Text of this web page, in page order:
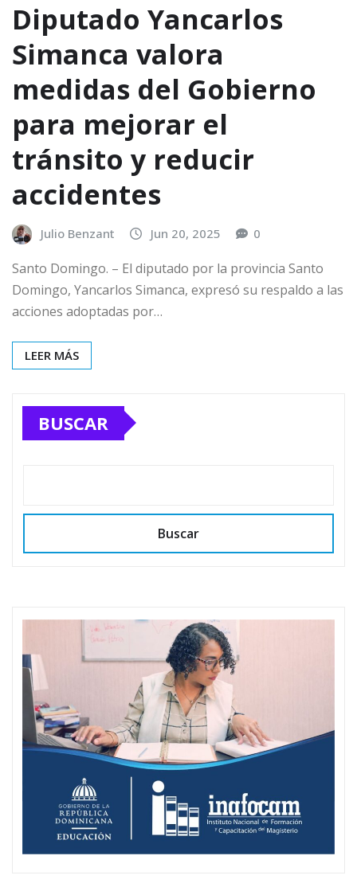
Diputado Yancarlos
Simanca valora
medidas del Gobierno
para mejorar el
tránsito y reducir
accidentes
Julio Benzant Jun 20, 2025 0
Santo Domingo. – El diputado por la provincia Santo
Domingo, Yancarlos Simanca, expresó su respaldo a las
acciones adoptadas por…
LEER MÁS
BUSCAR
Buscar